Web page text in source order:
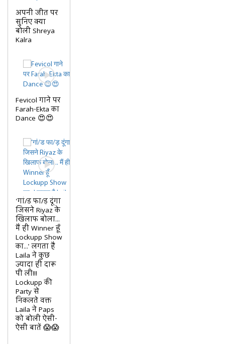
अपनी जीत पर
सुनिए क्या
बोली Shreya
Kalra
Fevicol गाने पर
Farah-Ekta का
Dance 😍😍
'गां/ड फा/ड़ दूंगा
जिसने Riyaz के
खिलाफ बोला...
मैं ही Winner हूँ
Lockupp Show
का...' लगता है
Laila ने कुछ
ज्यादा ही दारू
पी ली!!!
Lockupp की
Party से
निकलते वक्त
Laila ने Paps
को बोली ऐसी-
ऐसी बातें 😱😱